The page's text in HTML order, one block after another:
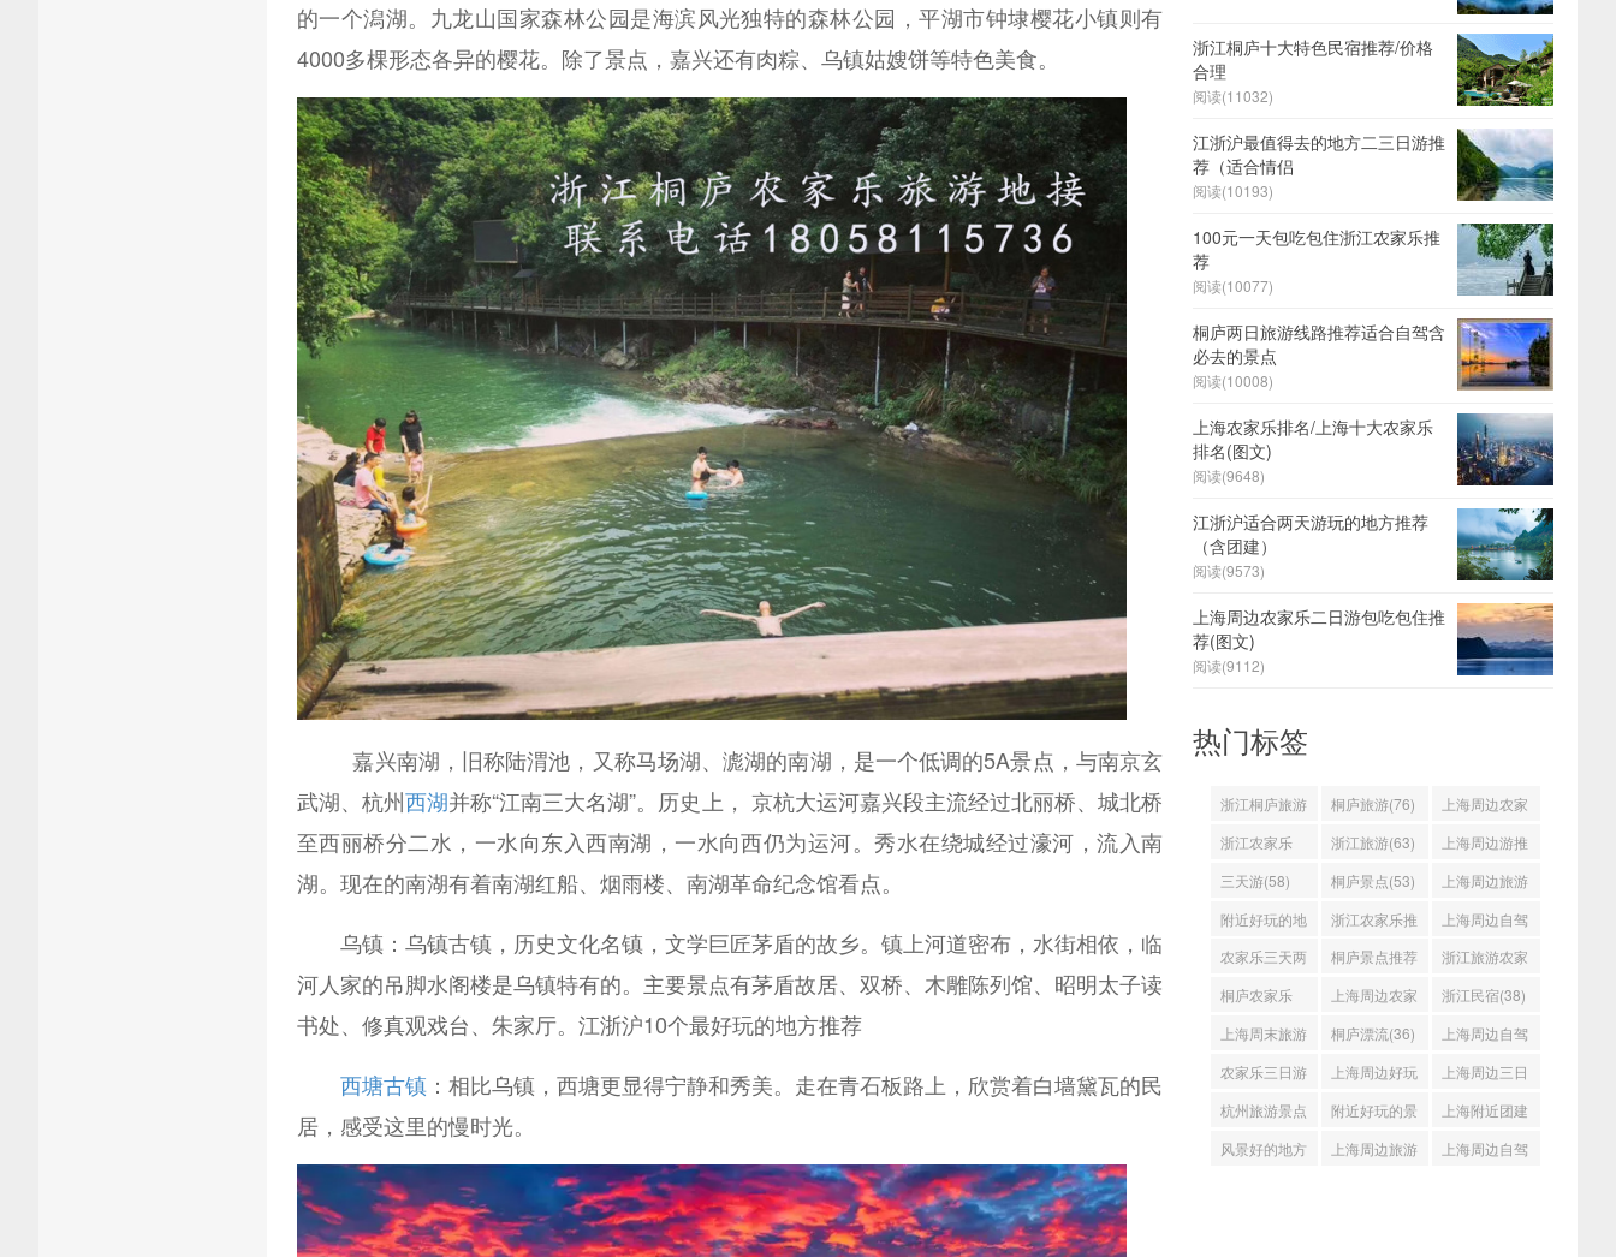
的一个潟湖。九龙山国家森林公园是海滨风光独特的森林公园，平湖市钟埭樱花小镇则有
4000多棵形态各异的樱花。除了景点，嘉兴还有肉粽、乌镇姑嫂饼等特色美食。
嘉兴南湖，旧称陆渭池，又称马场湖、滮湖的南湖，是一个低调的5A景点，与南京玄
武湖、杭州西湖并称“江南三大名湖”。历史上， 京杭大运河嘉兴段主流经过北丽桥、城北桥
至西丽桥分二水，一水向东入西南湖，一水向西仍为运河。秀水在绕城经过濠河，流入南
湖。现在的南湖有着南湖红船、烟雨楼、南湖革命纪念馆看点。
乌镇：乌镇古镇，历史文化名镇，文学巨匠茅盾的故乡。镇上河道密布，水街相依，临
河人家的吊脚水阁楼是乌镇特有的。主要景点有茅盾故居、双桥、木雕陈列馆、昭明太子读
书处、修真观戏台、朱家厅。江浙沪10个最好玩的地方推荐
西塘古镇 ：相比乌镇，西塘更显得宁静和秀美。走在青石板路上，欣赏着白墙黛瓦的民
居，感受这里的慢时光。
浙江桐庐十大特色民宿推荐/价格
合理
阅读(11032)
江浙沪最值得去的地方二三日游推
荐（适合情侣
阅读(10193)
100元一天包吃包住浙江农家乐推
荐
阅读(10077)
桐庐两日旅游线路推荐适合自驾含
必去的景点
阅读(10008)
上海农家乐排名/上海十大农家乐
排名(图文)
阅读(9648)
江浙沪适合两天游玩的地方推荐
（含团建）
阅读(9573)
上海周边农家乐二日游包吃包住推
荐(图文)
阅读(9112)
热门标签
浙江桐庐旅游
(98)
桐庐旅游(76)
上海周边农家
乐(71)
浙江农家乐
(65)
浙江旅游(63)
上海周边游推
荐(59)
三天游(58) 桐庐景点(53)
上海周边旅游
好去处(52)
附近好玩的地
方(50)
浙江农家乐推
荐(50)
上海周边自驾
游(48)
农家乐三天两
日游(47)
桐庐景点推荐
(45)
浙江旅游农家
乐(44)
桐庐农家乐
(39)
上海周边农家
乐推荐(39)
浙江民宿(38)
上海周末旅游
(37)
桐庐漂流(36)
上海周边自驾
游线路(35)
农家乐三日游
(34)
上海周边好玩
的地方(34)
上海周边三日
游(34)
杭州旅游景点
推荐(33)
附近好玩的景
点(33)
上海附近团建
(33)
风景好的地方
上海周边旅游
上海周边自驾